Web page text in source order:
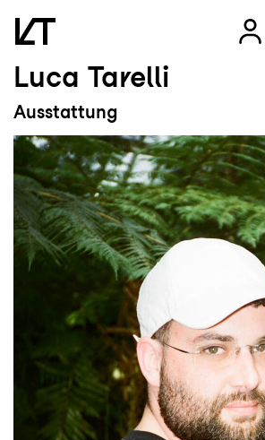
Zum Hauptinhalt springen
Zum Footer springen
Luca Tarelli
Ausstattung